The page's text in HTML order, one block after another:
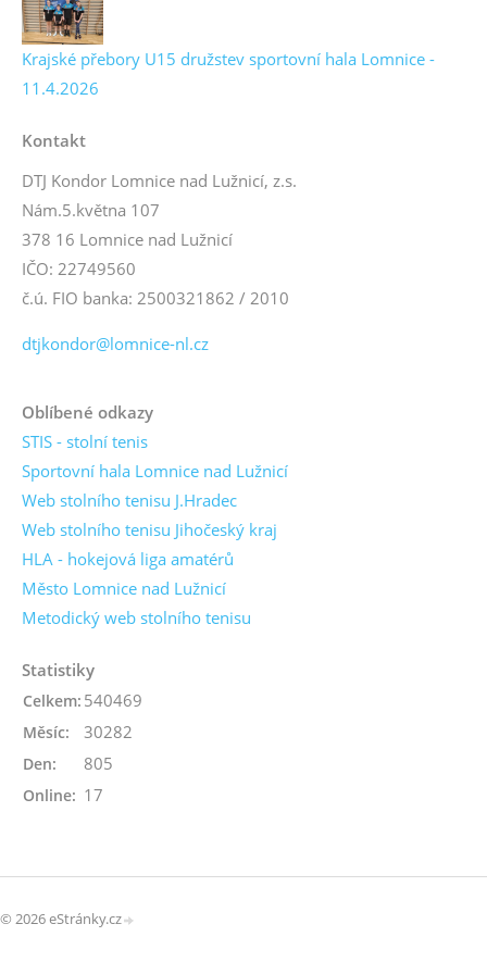
Krajské přebory U15 družstev sportovní hala Lomnice -
11.4.2026
Kontakt
DTJ Kondor Lomnice nad Lužnicí, z.s.
Nám.5.května 107
378 16 Lomnice nad Lužnicí
IČO: 22749560
č.ú. FIO banka: 2500321862 / 2010
dtjkondor@lomnice-nl.cz
Oblíbené odkazy
STIS - stolní tenis
Sportovní hala Lomnice nad Lužnicí
Web stolního tenisu J.Hradec
Web stolního tenisu Jihočeský kraj
HLA - hokejová liga amatérů
Město Lomnice nad Lužnicí
Metodický web stolního tenisu
Statistiky
Online: 17
Celkem: 540469
Měsíc: 30282
Den: 805
© 2026 eStránky.cz